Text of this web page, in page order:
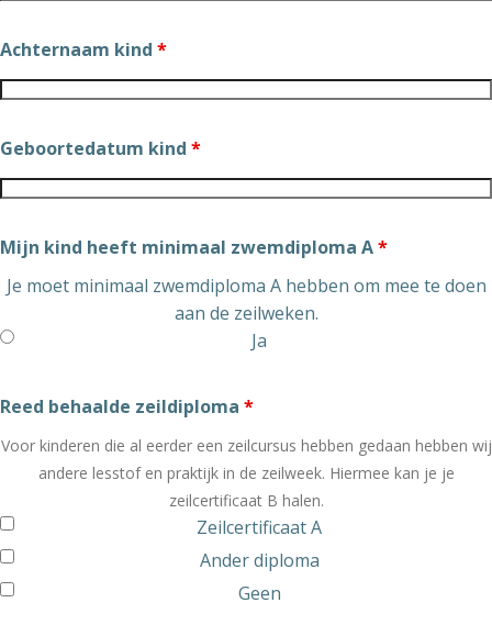
Achternaam kind *
Geboortedatum kind *
Mijn kind heeft minimaal zwemdiploma A*
Ja
Je moet minimaal zwemdiploma A hebben om mee te doen
aan de zeilweken.
Reed behaalde zeildiploma *
Zeilcertificaat A
Ander diploma
Geen
Voor kinderen die al eerder een zeilcursus hebben gedaan hebben wij
andere lesstof en praktijk in de zeilweek. Hiermee kan je je
zeilcertificaat B halen.